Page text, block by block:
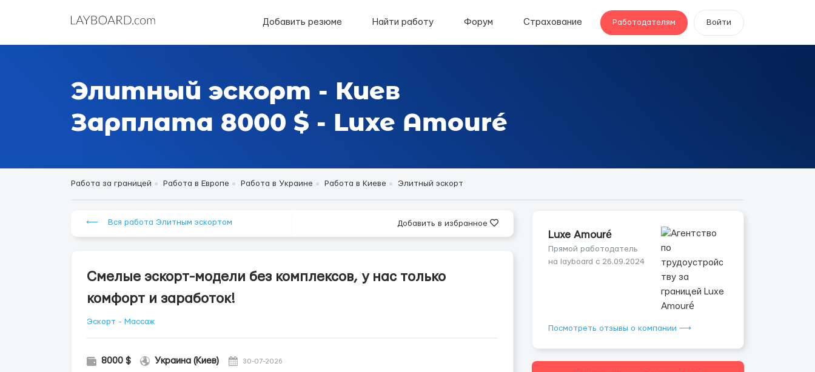
Добавить резюме Найти работу Форум Страхование Работодателям Войти
Элитный эскорт - Киев
Зарплата 8000 $ - Luxe Amouré
Работа за границей Работа в Европе Работа в Украине Работа в Киеве Элитный эскорт
⟵ Вся работа Элитным эскортом Добавить в избранное
Смелые эскорт-модели без комплексов, у нас только
комфорт и заработок!
Эскорт - Массаж
8000 $ Украина (Киев) 30-07-2026
Luxe Amouré
Прямой работодатель
на layboard с 26.09.2024
Посмотреть отзывы о компании ⟶